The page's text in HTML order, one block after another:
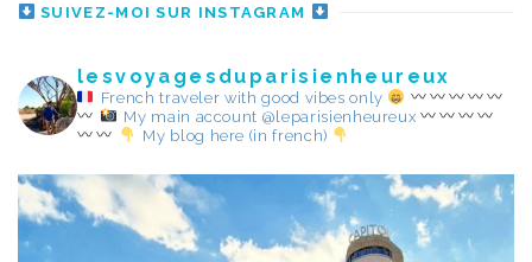
SUIVEZ-MOI SUR INSTAGRAM
lesvoyagesduparisienheureux
French traveler with good vibes only
My main account @leparisienheureux
My blog here (in french)